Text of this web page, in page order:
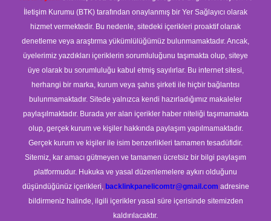
İletişim Kurumu (BTK) tarafından onaylanmış bir Yer Sağlayıcı olarak
hizmet vermektedir. Bu nedenle, sitedeki içerikleri proaktif olarak
denetleme veya araştırma yükümlülüğümüz bulunmamaktadır. Ancak,
üyelerimiz yazdıkları içeriklerin sorumluluğunu taşımakta olup, siteye
üye olarak bu sorumluluğu kabul etmiş sayılırlar. Bu internet sitesi,
herhangi bir marka, kurum veya şahıs şirketi ile hiçbir bağlantısı
bulunmamaktadır. Sitede yalnızca kendi hazırladığımız makaleler
paylaşılmaktadır. Burada yer alan içerikler haber niteliği taşımamakta
olup, gerçek kurum ve kişiler hakkında paylaşım yapılmamaktadır.
Gerçek kurum ve kişiler ile isim benzerlikleri tamamen tesadüfidir.
Sitemiz, kar amacı gütmeyen ve tamamen ücretsiz bir bilgi paylaşım
platformudur. Hukuka ve yasal düzenlemelere aykırı olduğunu
düşündüğünüz içerikleri, backlinkpanelicomtr@gmail.com adresine
bildirmeniz halinde, ilgili içerikler yasal süre içerisinde sitemizden
kaldırılacaktır.